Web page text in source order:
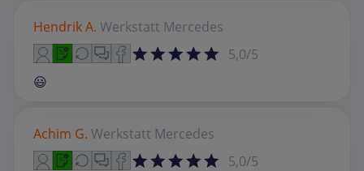
Hendrik A. Werkstatt Mercedes
5,0/5
😃
Achim G. Werkstatt Mercedes
5,0/5